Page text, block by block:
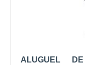
serviço
e descubra
necessidades
ALUGUEL